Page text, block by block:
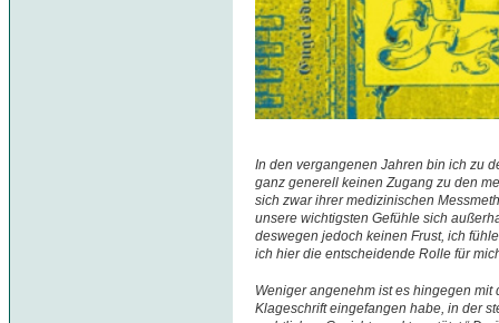
In den vergangenen Jahren bin ich zu
ganz generell keinen Zugang zu den
sich zwar ihrer medizinischen
unsere wichtigsten Gefühle sich
deswegen jedoch keinen Frust, ich
ich hier die entscheidende Rolle für
Weniger angenehm ist es hingegen
Klageschrift eingefangen habe, in der